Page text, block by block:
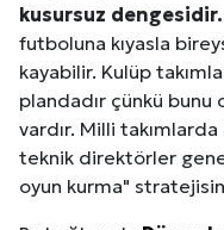
kusursuz dengesidir.
futboluna kıyasla
kayabilir. Kulüp
plandadır çünkü
vardır. Milli takımlarda
teknik direktörler
oyun kurma"